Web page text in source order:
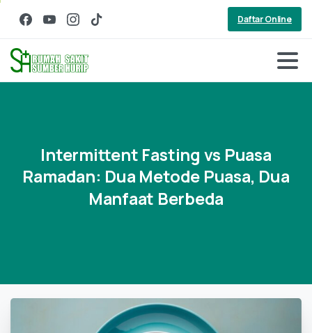
Daftar Online
Intermittent Fasting vs Puasa
Ramadan: Dua Metode Puasa, Dua
Manfaat Berbeda